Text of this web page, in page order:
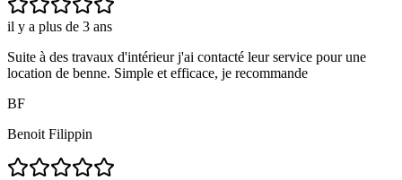
il y a plus de 3 ans
Suite à des travaux d'intérieur j'ai contacté leur service pour une
location de benne. Simple et efficace, je recommande
BF
Benoit Filippin